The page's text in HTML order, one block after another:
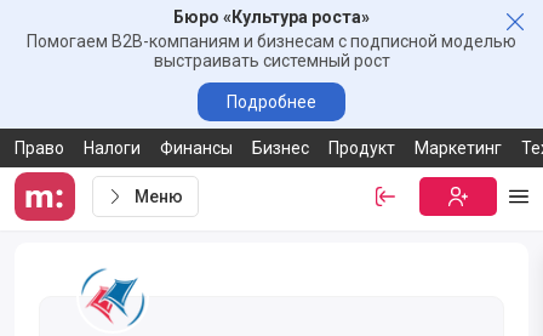
Бюро «Культура роста»
Помогаем B2B-компаниям и бизнесам с подписной моделью
выстраивать системный рост
Подробнее
Право Налоги Финансы Бизнес Продукт Маркетинг
Меню Войти